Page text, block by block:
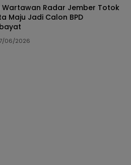
Wartawan Radar Jember Totok
Maju Jadi Calon BPD
06/2026